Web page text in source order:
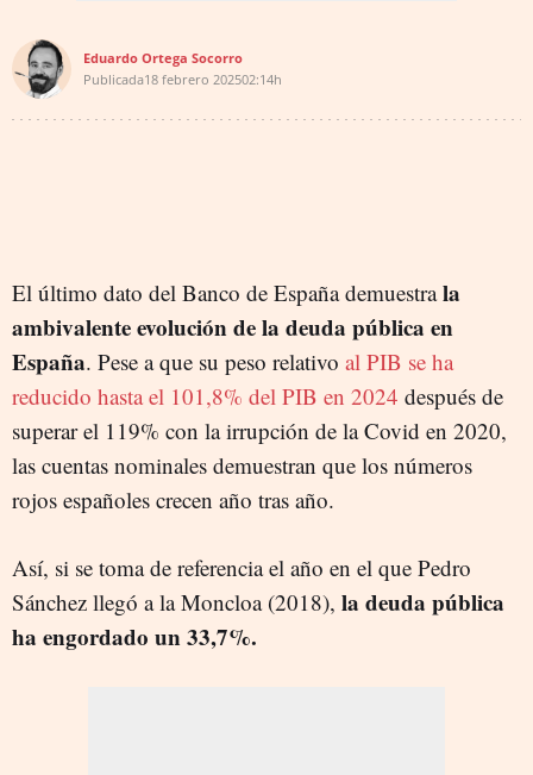
Eduardo Ortega Socorro
Publicada18 febrero 202502:14h
El último dato del Banco de España demuestrala
ambivalente evolución de la deuda pública en
España. Pese a que su peso relativo al PIB se ha
reducido hasta el 101,8% del PIB en 2024 después de
superar el 119% con la irrupción de la Covid en 2020,
las cuentas nominales demuestran que los números
rojos españoles crecen año tras año.
Así, si se toma de referencia el año en el que Pedro
Sánchez llegó a la Moncloa (2018), la deuda pública
ha engordado un 33,7%.